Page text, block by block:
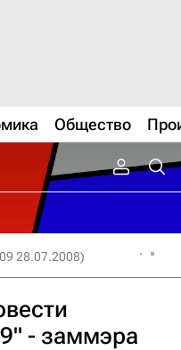
Общество
28.07.2008)
- заммэра